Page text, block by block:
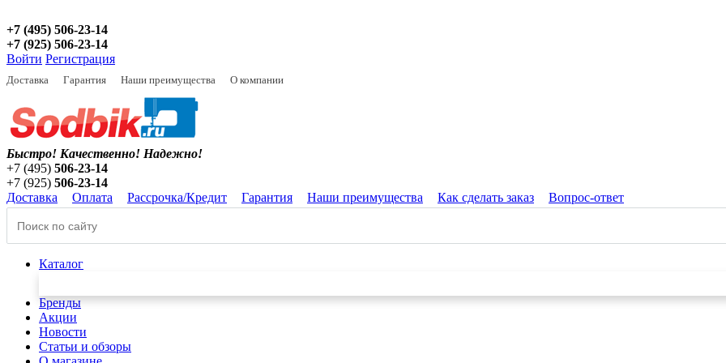
+7 (495) 506-23-14
+7 (925) 506-23-14
Войти Регистрация
Доставка Гарантия Наши преимущества О компании
Быстро! Качественно! Надежно!
+7 (495) 506-23-14
+7 (925) 506-23-14
Доставка
Оплата Рассрочка/Кредит Гарантия Наши преимущества Как сделать заказ Вопрос-ответ
Каталог
Бренды
Акции
Новости
Статьи и обзоры